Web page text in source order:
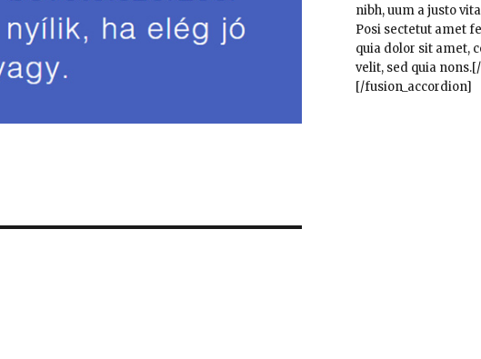
nibh, uum a justo
Posi sectetut amet
quia dolor sit amet,
velit, sed quia
[/fusion_accordion]